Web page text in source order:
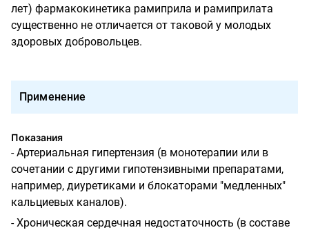
лет) фармакокинетика рамиприла и рамиприлата
существенно не отличается от таковой у молодых
здоровых добровольцев.
Применение
Показания
- Артериальная гипертензия (в монотерапии или в
сочетании с другими гипотензивными препаратами,
например, диуретиками и блокаторами "медленных"
кальциевых каналов).
- Хроническая сердечная недостаточность (в составе